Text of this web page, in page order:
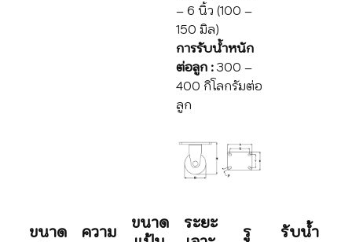
– 6 นิ้ว (100 –
150 มิล)
การรับน้ำหนัก
ต่อลูก : 300 –
400 กิโลกรัมต่อ
ลูก
ขนาด
ความ
ขนาด
ระยะ
รู
รับน้ำ